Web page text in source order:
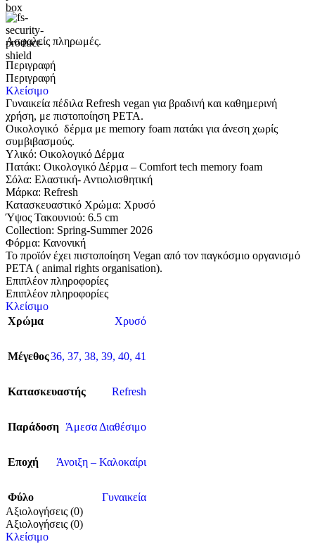
Ασφαλείς πληρωμές.
Περιγραφή
Περιγραφή
Κλείσιμο
Γυναικεία πέδιλα Refresh vegan για βραδινή και καθημερινή
χρήση, με πιστοποίηση PETA.
Οικολογικό δέρμα με memory foam πατάκι για άνεση χωρίς
συμβιβασμούς.
Υλικό: Οικολογικό Δέρμα
Πατάκι: Οικολογικό Δέρμα – Comfort tech memory foam
Σόλα: Eλαστική- Αντιολισθητική
Μάρκα: Refresh
Κατασκευαστικό Χρώμα: Χρυσό
Ύψος Τακουνιού: 6.5 cm
Collection: Spring-Summer 2026
Φόρμα: Κανονική
Το προϊόν έχει πιστοποίηση Vegan από τον παγκόσμιο οργανισμό
PETA ( animal rights organisation).
Επιπλέον πληροφορίες
Επιπλέον πληροφορίες
Κλείσιμο
Χρώμα
Χρυσό
Μέγεθος36, 37, 38, 39, 40, 41
Κατασκευαστής Refresh
Παράδοση Άμεσα Διαθέσιμο
Εποχή Άνοιξη – Καλοκαίρι
Φύλο
Γυναικεία
Αξιολογήσεις (0)
Αξιολογήσεις (0)
Κλείσιμο